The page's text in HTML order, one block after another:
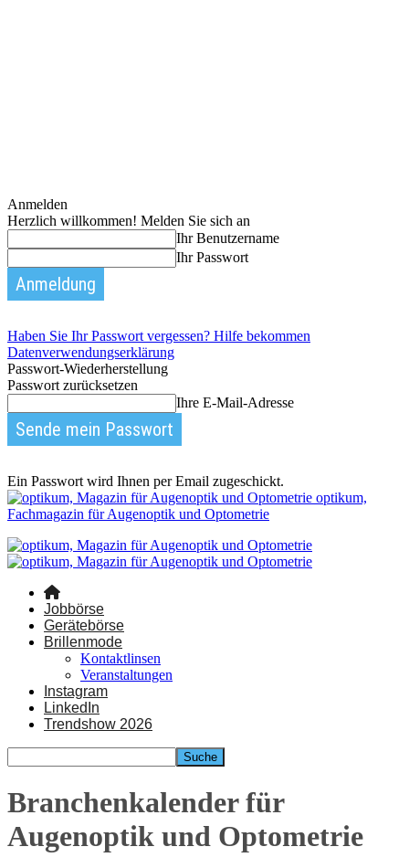
Anmelden
Herzlich willkommen! Melden Sie sich an
Ihr Benutzername
Ihr Passwort
Haben Sie Ihr Passwort vergessen? Hilfe bekommen
Datenverwendungserklärung
Passwort-Wiederherstellung
Passwort zurücksetzen
Ihre E-Mail-Adresse
Ein Passwort wird Ihnen per Email zugeschickt.
optikum,
Fachmagazin für Augenoptik und Optometrie
Jobbörse
Gerätebörse
Brillenmode
Kontaktlinsen
Veranstaltungen
Instagram
LinkedIn
Trendshow 2026
Branchenkalender für
Augenoptik und Optometrie